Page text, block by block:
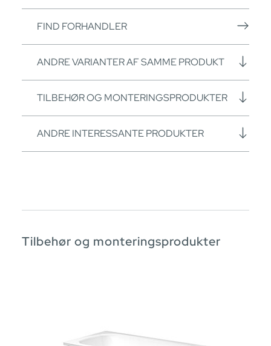
FIND FORHANDLER
ANDRE VARIANTER AF SAMME PRODUKT
TILBEHØR OG MONTERINGSPRODUKTER
ANDRE INTERESSANTE PRODUKTER
Tilbehør og monteringsprodukter